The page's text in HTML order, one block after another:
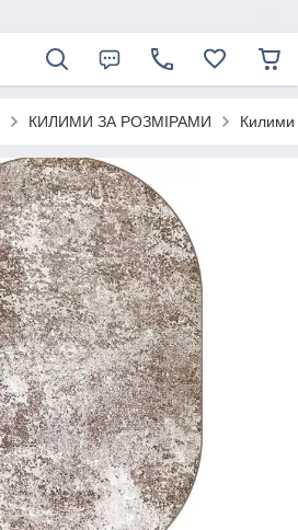
КИЛИМИ ЗА РОЗМІРАМИ Килими